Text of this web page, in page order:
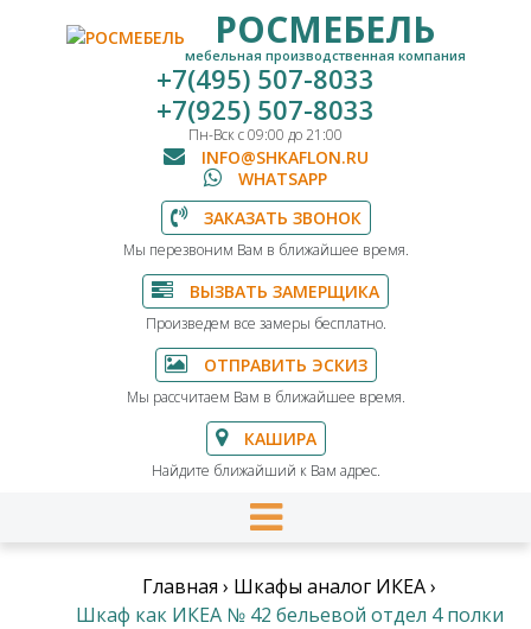
РОСМЕБЕЛЬ
мебельная производственная компания
+7(495) 507-8033
+7(925) 507-8033
Пн-Вск с 09:00 до 21:00
INFO@SHKAFLON.RU
WHATSAPP
ЗАКАЗАТЬ ЗВОНОК
Мы перезвоним Вам в ближайшее время.
ВЫЗВАТЬ ЗАМЕРЩИКА
Произведем все замеры бесплатно.
ОТПРАВИТЬ ЭСКИЗ
Мы рассчитаем Вам в ближайшее время.
КАШИРА
Найдите ближайший к Вам адрес.
Главная › Шкафы аналог ИКЕА›
Шкаф как ИКЕА № 42 бельевой отдел 4 полки